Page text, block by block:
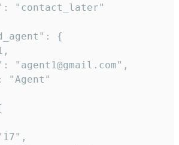
"contact_later"
{
"agent1@gmail.com",
"Agent"